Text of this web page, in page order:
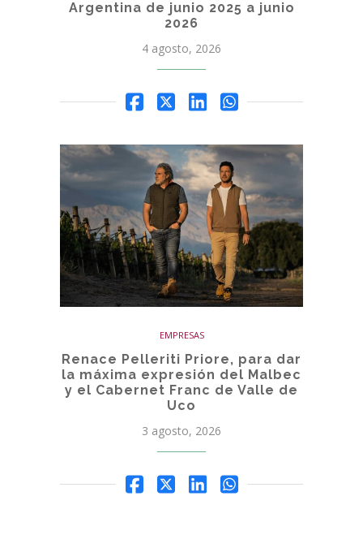
Argentina de junio 2025 a junio
2026
4 agosto, 2026
EMPRESAS
Renace Pelleriti Priore, para dar
la máxima expresión del Malbec
y el Cabernet Franc de Valle de
Uco
3 agosto, 2026